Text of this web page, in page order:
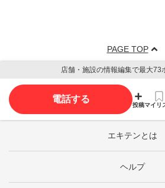
PAGE TOP
店舗・施設の情報編集で最大73
電話する
投稿マイリ
エキテンとは
ヘルプ